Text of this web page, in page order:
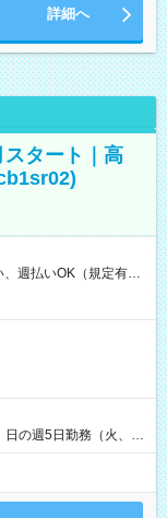
詳細へ
タート｜高
の週5日勤務（火、水
暇有り！） ・ワンシ